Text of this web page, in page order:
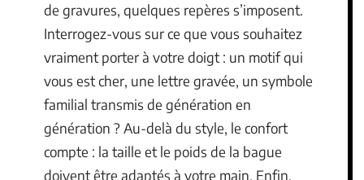
de gravures, quelques repères s’imposent.
Interrogez-vous sur ce que vous souhaitez
vraiment porter à votre doigt : un motif qui
vous est cher, une lettre gravée, un symbole
familial transmis de génération en
génération ? Au-delà du style, le confort
compte : la taille et le poids de la bague
doivent être adaptés à votre main. Enfin,